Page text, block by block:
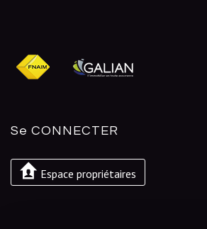
Se CONNECTER
Espace propriétaires